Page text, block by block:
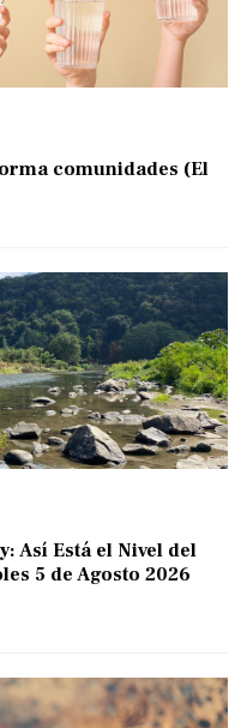
comunidades (El
Así Está el Nivel del
5 de Agosto 2026